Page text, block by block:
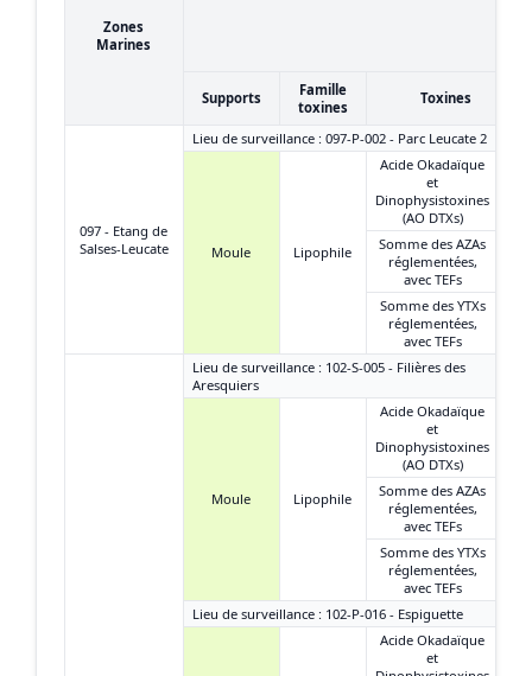
Zones
Marines
Supports
Famille
toxines
Toxines
097 - Etang de
Salses-Leucate
Lieu de surveillance : 097-P-002 - Parc Leucate 2
Moule Lipophile
Acide Okadaïque
et
Dinophysistoxines
(AO DTXs)
Somme des AZAs
réglementées,
avec TEFs
Somme des YTXs
réglementées,
avec TEFs
Lieu de surveillance : 102-S-005 - Filières des
Aresquiers
Moule Lipophile
Acide Okadaïque
et
Dinophysistoxines
(AO DTXs)
Somme des AZAs
réglementées,
avec TEFs
Somme des YTXs
réglementées,
avec TEFs
Lieu de surveillance : 102-P-016 - Espiguette
Acide Okadaïque
et